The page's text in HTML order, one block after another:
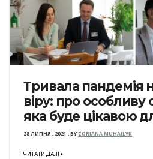
Тривала пандемія
віру: про
яка буде цікавою
28 ЛИПНЯ , 2021 ,BY ZORIANA MUHAILYK
ЧИТАТИ ДАЛІ